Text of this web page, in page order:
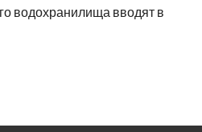
водохранилища вводят в